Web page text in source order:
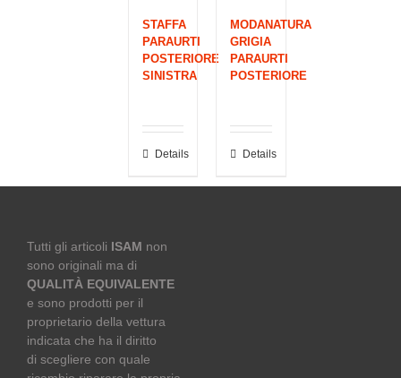
STAFFA
PARAURTI
POSTERIORE
SINISTRA
Details
MODANATURA
GRIGIA
PARAURTI
POSTERIORE
Details
Tutti gli articoli ISAM non
sono originali ma di
QUALITÀ EQUIVALENTE
e sono prodotti per il
proprietario della vettura
indicata che ha il diritto
di scegliere con quale